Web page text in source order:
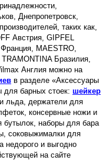
Днепропетровск,
таких как,
Австрия, GIPFEL
MAESTRO,
Бразилия,
Англия можно на
в разделе «Аксессуары
для барных стоек: шейкер
льда, держатели для
консервные ножи и
наборы для бара
соковыжималки для
и выгодно
на сайте